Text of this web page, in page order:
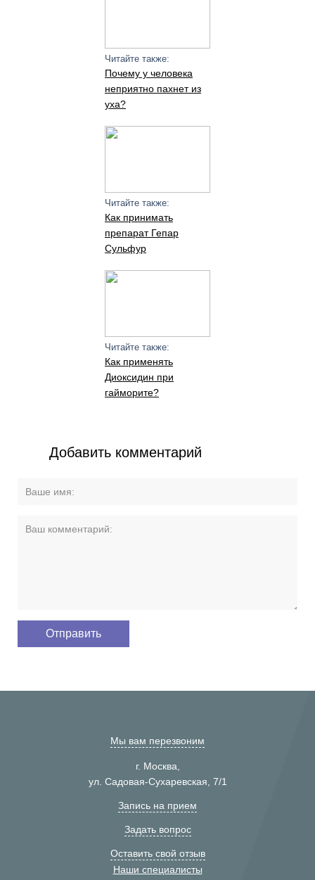
Читайте также:
Почему у человека
неприятно пахнет из
уха?
Читайте также:
Как принимать
препарат Гепар
Сульфур
Читайте также:
Как применять
Диоксидин при
гайморите?
Добавить комментарий
Мы вам перезвоним
г. Москва,
ул. Садовая-Сухаревская, 7/1
Запись на прием
Задать вопрос
Оставить свой отзыв
Наши специалисты